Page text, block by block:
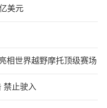
美元
相世界越野摩托顶级赛场
禁止驶入